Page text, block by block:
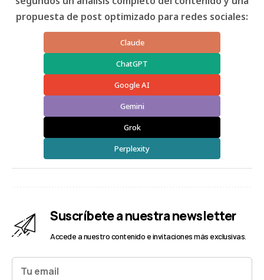
propuesta de post optimizado para redes sociales:
Claude
ChatGPT
Google AI
Gemini
Grok
Perplexity
Suscríbete a nuestra newsletter
Accede a nuestro contenido e invitaciones más exclusivas.